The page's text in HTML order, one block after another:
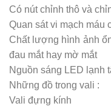
Có nút chỉnh thô và
Quan sát vi mạch máu
Chất lượng hình ảnh
đau mắt hay mờ mắt
Nguồn sáng LED lạnh
Những đồ trong vali :
Vali đựng kính